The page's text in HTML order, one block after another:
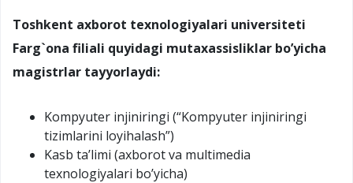
Toshkent axborot texnologiyalari universiteti
Farg`ona filiali quyidagi mutaxassisliklar bo’yicha
magistrlar tayyorlaydi:
Kompyuter injiniringi (“Kompyuter injiniringi
tizimlarini loyihalash”)
Kasb ta’limi (axborot va multimedia
texnologiyalari bo’yicha)